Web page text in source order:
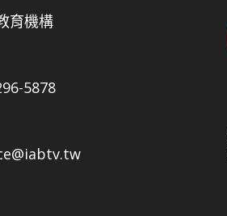
育機構
5878